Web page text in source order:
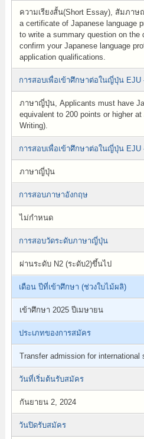
ความเรียงสั้น(Short Essay), สัมภาษ
a certificate of Japanese language
to write a summary question on the
confirm your Japanese language
application qualifications.
การสอบเพื่อเข้าศึกษาต่อในญี่ปุ่น
ภาษาญี่ปุ่น, Applicants must have
equivalent to 200 points or higher
Writing).
การสอบเพื่อเข้าศึกษาต่อในญี่ปุ่น
ภาษาญี่ปุ่น
การสอบภาษาอังกฤษ
ไม่กำหนด
การสอบวัดระดับภาษาญี่ปุ่น
ผ่านระดับ N2 (ระดับ2)ขึ้นไป
เดือน ปีที่เข้าศึกษา (ช่วงใบไม้ผลิ)
เข้าศึกษา 2025 ปีเมษายน
ประเภทของการสมัคร
Transfer admission for international
วันที่เริ่มต้นรับสมัคร
กันยายน 2, 2024
วันปิดรับสมัคร